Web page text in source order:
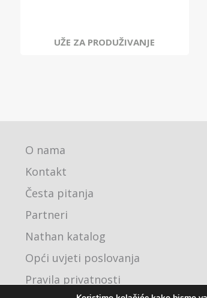
UŽE ZA PRODUŽIVANJE
O nama
Kontakt
Česta pitanja
Partneri
Nathan katalog
Opći uvjeti poslovanja
Pravila privatnosti